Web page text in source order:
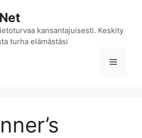
kansantajuisesti. Keskity
turha elämästäsi
Valikko